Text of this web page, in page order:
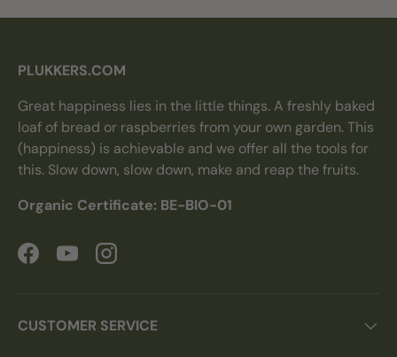
PLUKKERS.COM
Great happiness lies in the little things. A freshly baked
loaf of bread or raspberries from your own garden. This
(happiness) is achievable and we offer all the tools for
this. Slow down, slow down, make and reap the fruits.
Organic Certificate: BE-BIO-01
FacebookYouTubeInstagram
CUSTOMER SERVICE